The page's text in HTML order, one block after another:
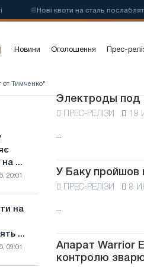
Нові квоти на сталь
Новини Оголошення Прес-
от Тимченко"
...
20:01
на
...
09:01
Электроды под
ПРЕС-РЕЛІЗИ 19
...
У Баку пройшов
ПРЕС-РЕЛІЗИ 8
...
Апарат Warrior
контролю